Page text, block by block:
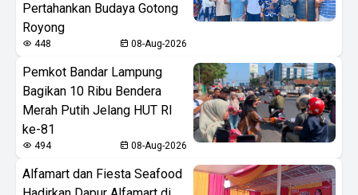
Pertahankan Budaya Gotong
Royong
448 08-Aug-2026
Pemkot Bandar Lampung
Bagikan 10 Ribu Bendera
Merah Putih Jelang HUT RI
ke-81
494 08-Aug-2026
Alfamart dan Fiesta Seafood